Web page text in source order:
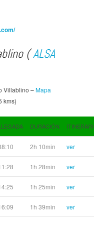
(ALSA
Villablino –Mapa
kms)
DURACIÓN
2h 10min ver
1h 28min ver
1h 25min ver
1h 39min ver